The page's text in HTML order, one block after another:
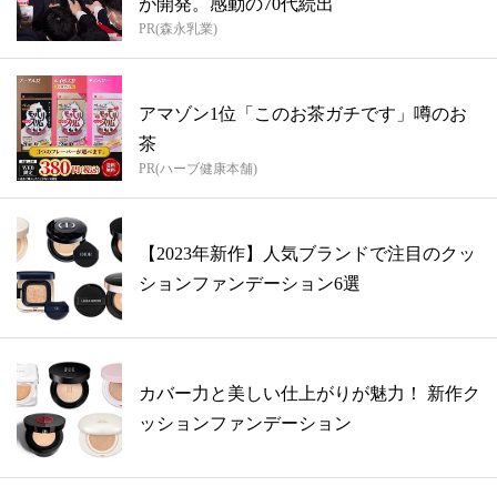
PR(森永乳業)
アマゾン1位「このお茶ガチです」噂のお
茶
PR(ハーブ健康本舗)
【2023年新作】人気ブランドで注目のクッ
ションファンデーション6選
カバー力と美しい仕上がりが魅力！ 新作ク
ッションファンデーション